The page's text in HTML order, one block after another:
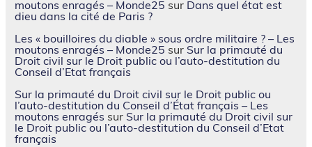
moutons enragés – Monde25 sur Dans quel état est
dieu dans la cité de Paris ?
Les « bouilloires du diable » sous ordre militaire ? – Les
moutons enragés – Monde25 sur Sur la primauté du
Droit civil sur le Droit public ou l’auto-destitution du
Conseil d’Etat français
Sur la primauté du Droit civil sur le Droit public ou
l’auto-destitution du Conseil d’État français – Les
moutons enragés sur Sur la primauté du Droit civil sur
le Droit public ou l’auto-destitution du Conseil d’Etat
français